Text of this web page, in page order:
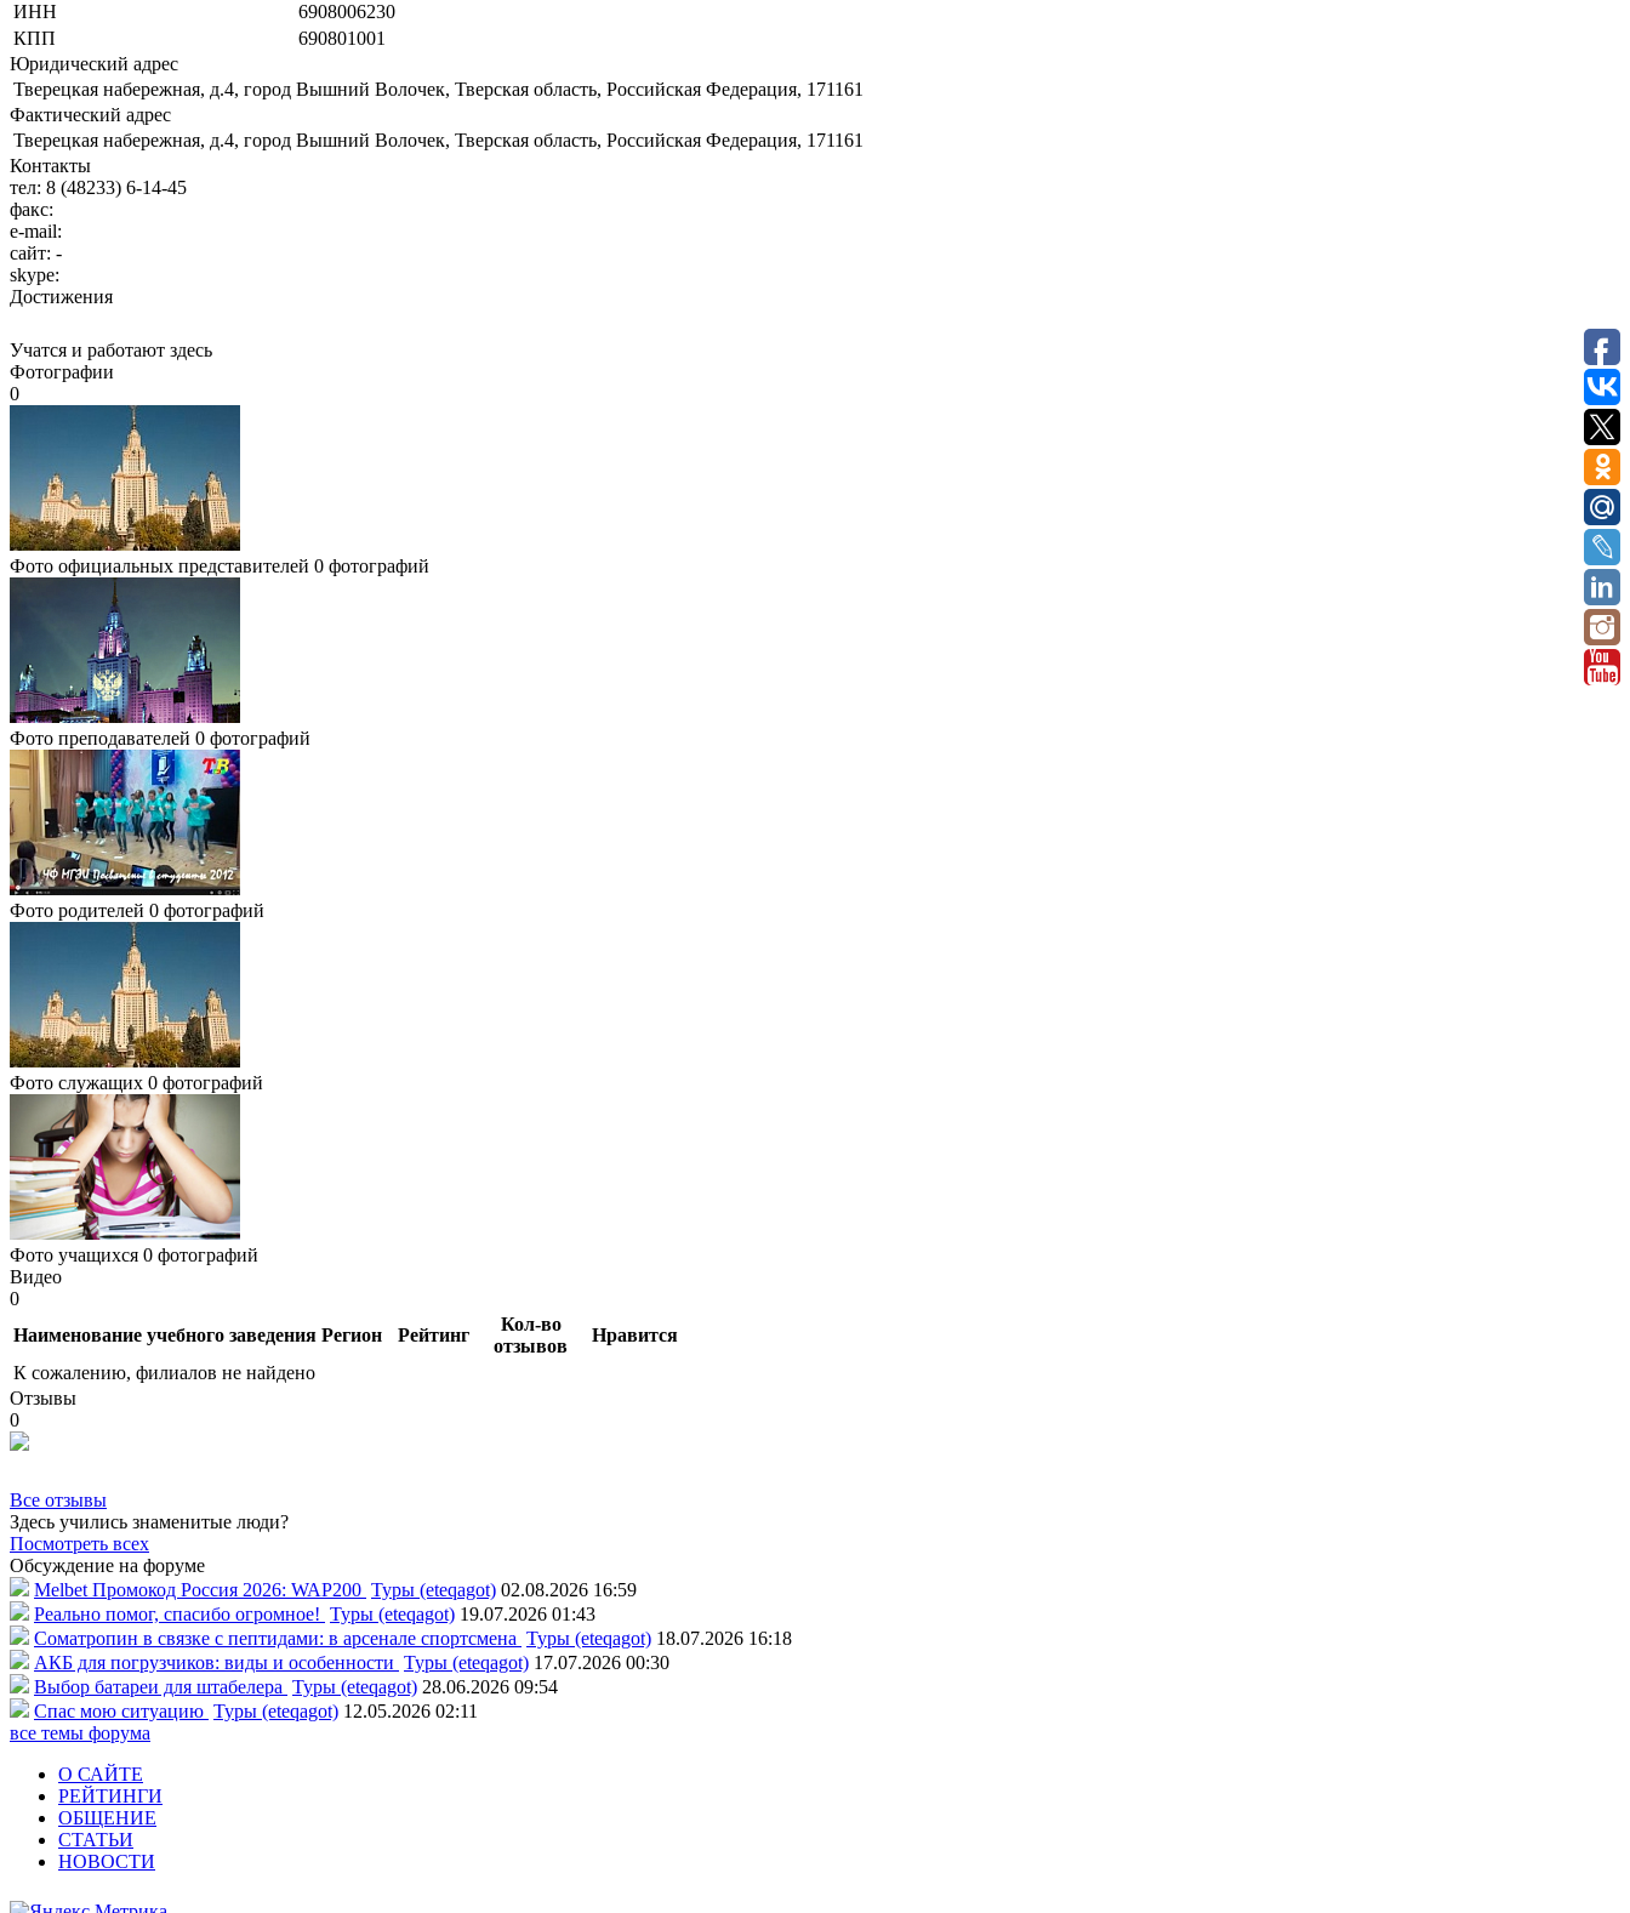
ИНН
6908006230
КПП
690801001
Юридический адрес
Тверецкая набережная, д.4, город Вышний Волочек, Тверская область, Российская Федерация, 171161
Фактический адрес
Тверецкая набережная, д.4, город Вышний Волочек, Тверская область, Российская Федерация, 171161
Контакты
тел: 8 (48233) 6-14-45
факс:
e-mail:
сайт: -
skype:
Достижения
Учатся и работают здесь
Фотографии
0
Фото официальных представителей 0 фотографий
Фото преподавателей 0 фотографий
Фото родителей 0 фотографий
Фото служащих 0 фотографий
Фото учащихся 0 фотографий
Видео
0
Наименование учебного заведения Регион Рейтинг
Кол-во
отзывов
Нравится
К сожалению, филиалов не найдено
Отзывы
0
Все отзывы
Здесь учились знаменитые люди?
Посмотреть всех
Обсуждение на форуме
Melbet Промокод Россия 2026: WAP200 Туры (eteqagot) 02.08.2026 16:59
Реально помог, спасибо огромное! Туры (eteqagot) 19.07.2026 01:43
Соматропин в связке с пептидами: в арсенале спортсмена Туры (eteqagot) 18.07.2026 16:18
АКБ для погрузчиков: виды и особенности Туры (eteqagot) 17.07.2026 00:30
Выбор батареи для штабелера Туры (eteqagot) 28.06.2026 09:54
Спас мою ситуацию Туры (eteqagot) 12.05.2026 02:11
все темы форума
О САЙТЕ
РЕЙТИНГИ
ОБЩЕНИЕ
СТАТЬИ
НОВОСТИ